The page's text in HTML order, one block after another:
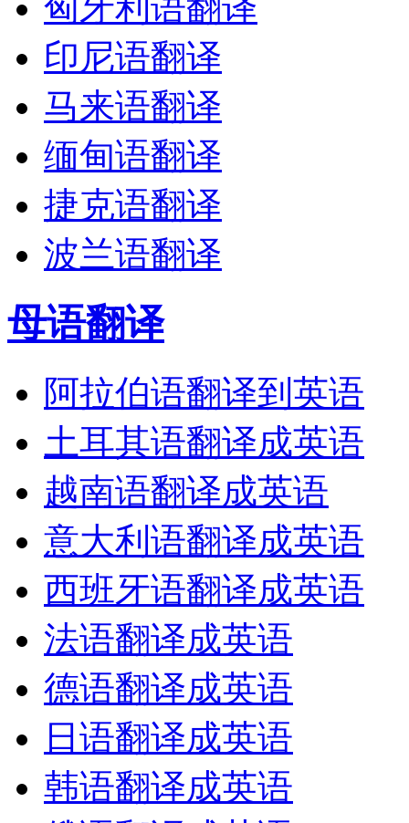
匈牙利语翻译
印尼语翻译
马来语翻译
缅甸语翻译
捷克语翻译
波兰语翻译
母语翻译
阿拉伯语翻译到英语
土耳其语翻译成英语
越南语翻译成英语
意大利语翻译成英语
西班牙语翻译成英语
法语翻译成英语
德语翻译成英语
日语翻译成英语
韩语翻译成英语